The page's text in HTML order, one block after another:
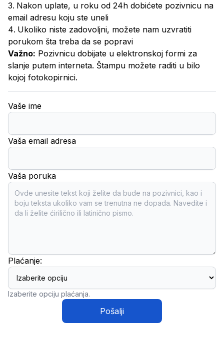
Nakon uplate, u roku od 24h dobićete pozivnicu na
email adresu koju ste uneli
Ukoliko niste zadovoljni, možete nam uzvratiti
porukom šta treba da se popravi
Važno: Pozivnicu dobijate u elektronskoj formi za
slanje putem interneta. Štampu možete raditi u bilo
kojoj fotokopirnici.
Vaše ime
Vaša email adresa
Vaša poruka
Plaćanje:
Izaberite opciju plaćanja.
Pošalji